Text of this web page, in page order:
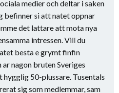
medier och deltar i saken
befinner si att natet oppnar
det lattare att mota nya
intressen. Vill du
besta e grymt finfin
nagon bruten Sveriges
50-plussare. Tusentals
sig som medlemmar, sam